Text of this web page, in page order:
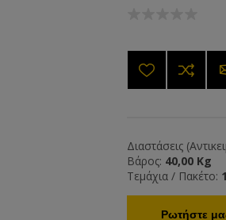
Διαστάσεις
Βάρος: 40,00 Kg
Τεμάχια / Πακέτο: 1
Ρωτήστε